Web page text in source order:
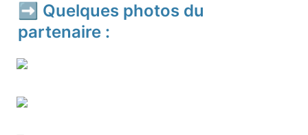
➡️ Quelques photos du
partenaire :